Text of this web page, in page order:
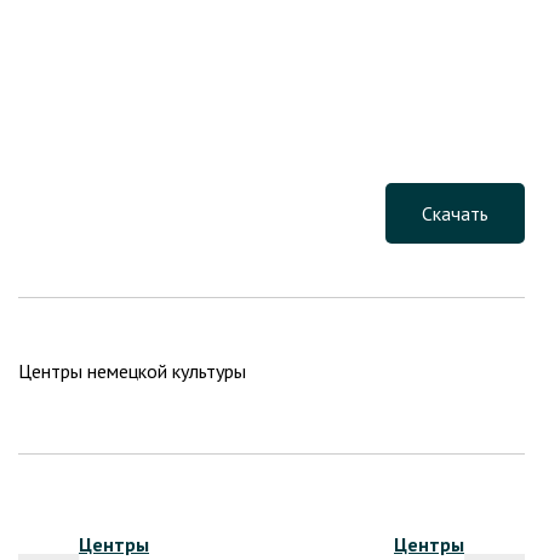
Скачать
Центры немецкой культуры
Центры
Центры